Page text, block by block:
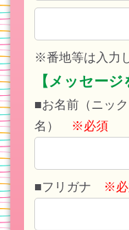
※番地等は入力
【メッセージ
■お名前（ニッ
名） ※必須
■フリガナ ※